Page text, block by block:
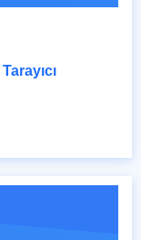
Tarayıcı